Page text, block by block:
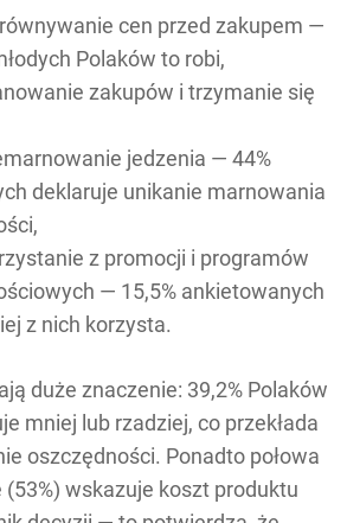
cen przed zakupem —
Polaków to robi,
zakupów i trzymanie się
jedzenia — 44%
deklaruje unikanie marnowania
z promocji i programów
— 15,5% ankietowanych
z nich korzysta.
duże znaczenie: 39,2% Polaków
mniej lub rzadziej, co przekłada
oszczędności. Ponadto połowa
wskazuje koszt produktu